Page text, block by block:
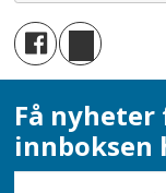
Få
innboksen